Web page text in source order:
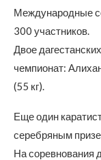
Международные
300 участников.
Двое
чемпионат:
(55 кг).
Еще один
серебряным
На соревнования